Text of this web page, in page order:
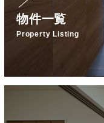
物件一覧
Property Listing